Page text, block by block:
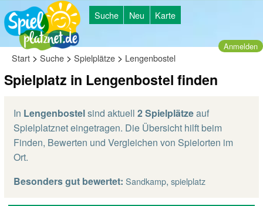
Suche Neu Karte
Anmelden
Start > Suche > Spielplätze > Lengenbostel
Spielplatz in Lengenbostel finden
In Lengenbostelsind aktuell 2 Spielplätzeauf
Spielplatznet eingetragen. Die Übersicht hilft beim
Finden, Bewerten und Vergleichen von Spielorten im
Ort.
Besonders gut bewertet: Sandkamp, spielplatz